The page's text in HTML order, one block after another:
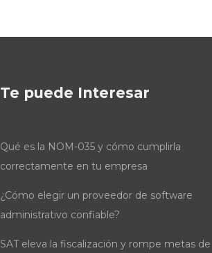
Te puede Interesar
Qué es la NOM-035 y cómo cumplirla
correctamente en tu empresa
¿Cómo elegir un proveedor de software
administrativo confiable?
SAT eleva la fiscalización y rompe metas de